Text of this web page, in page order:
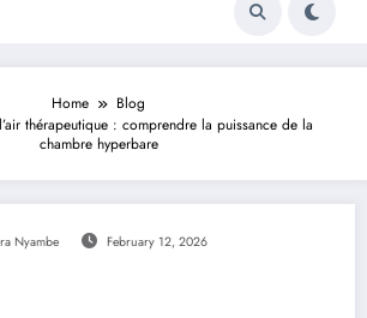
Home
Blog
thérapeutique : comprendre la puissance de la
chambre hyperbare
Nyambe February 12, 2026